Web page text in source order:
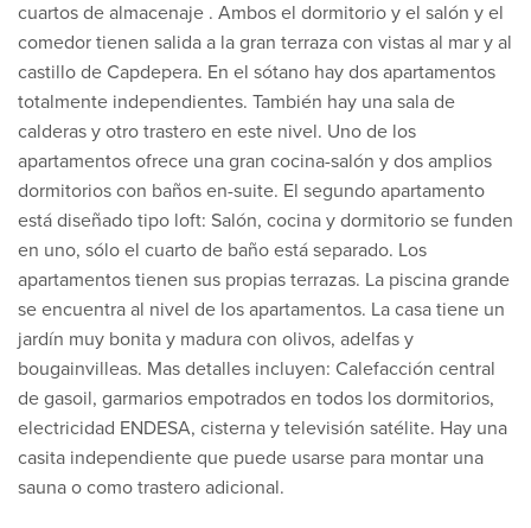
cuartos de almacenaje . Ambos el dormitorio y el salón y el
comedor tienen salida a la gran terraza con vistas al mar y al
castillo de Capdepera. En el sótano hay dos apartamentos
totalmente independientes. También hay una sala de
calderas y otro trastero en este nivel. Uno de los
apartamentos ofrece una gran cocina-salón y dos amplios
dormitorios con baños en-suite. El segundo apartamento
está diseñado tipo loft: Salón, cocina y dormitorio se funden
en uno, sólo el cuarto de baño está separado. Los
apartamentos tienen sus propias terrazas. La piscina grande
se encuentra al nivel de los apartamentos. La casa tiene un
jardín muy bonita y madura con olivos, adelfas y
bougainvilleas. Mas detalles incluyen: Calefacción central
de gasoil, garmarios empotrados en todos los dormitorios,
electricidad ENDESA, cisterna y televisión satélite. Hay una
casita independiente que puede usarse para montar una
sauna o como trastero adicional.